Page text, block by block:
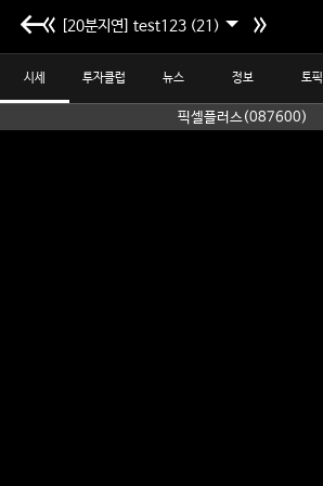
[20분지연] test123 (21)
시세 투자클럽 뉴스 정보 토픽
픽셀플러스(087600)